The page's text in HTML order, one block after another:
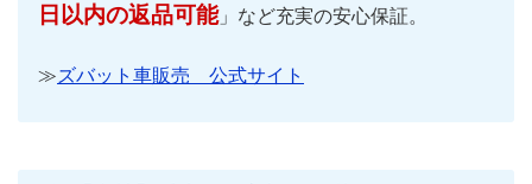
日以内の返品可能」など充実の安心保証。
≫ズバット車販売 公式サイト